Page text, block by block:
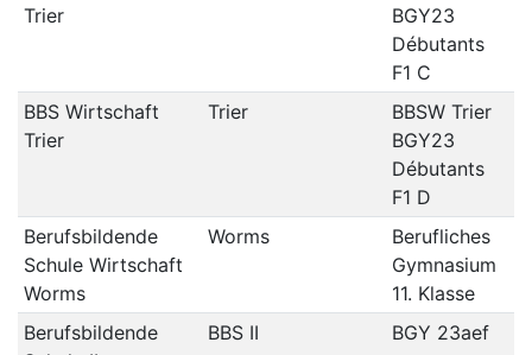
Trier
BGY23
Débutants
F1 C
BBS Wirtschaft
Trier
Trier
BBSW Trier
BGY23
Débutants
F1 D
Berufsbildende
Schule Wirtschaft
Worms
Worms
Berufliches
Gymnasium
11. Klasse
Berufsbildende
BBS II BGY 23aef